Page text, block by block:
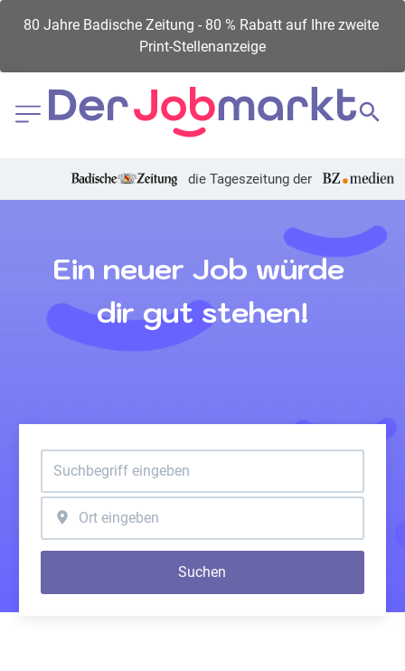
80 Jahre Badische Zeitung - 80 % Rabatt auf Ihre zweite
Print-Stellenanzeige
die Tageszeitung der
Ein neuer Job würde
dir gut stehen!
Suchen